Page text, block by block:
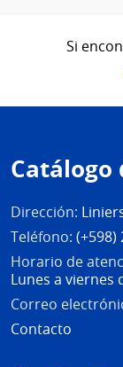
Si
de
página
Catálogo
Dirección:
Teléfono: (+598)
Horario de
Lunes a viernes
Correo
Contacto